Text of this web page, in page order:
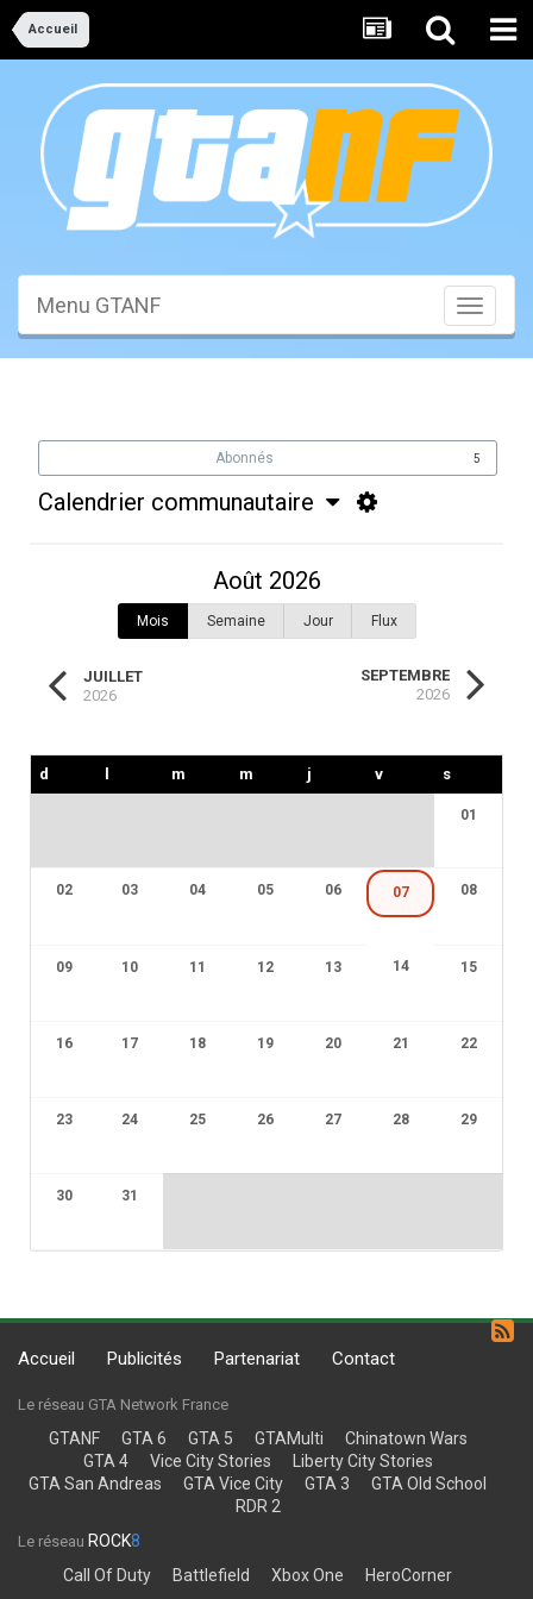
Accueil
Toggle
Menu GTANF
Abonnés 5
Calendrier communautaire
JUILLET
2026
Août 2026
Mois Semaine Jour Flux
SEPTEMBRE
2026
01
02 03 04 05 06 07 08
09 10 11 12 13 14 15
16 17 18 19 20 21 22
23 24 25 26 27 28 29
30 31
Accueil Publicités Partenariat Contact
Le réseau GTA Network France
GTANF GTA 6 GTA 5 GTAMulti
Chinatown Wars
GTA 4
Vice City Stories
Liberty City Stories
GTA San Andreas
GTA Vice City GTA 3
GTA Old School
RDR 2
Le réseau ROCK8
Call Of Duty
Battlefield Xbox One HeroCorner